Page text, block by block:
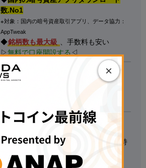
数.No1
※対象：国内の暗号資産取引アプリ、データ協力：
AppTweak
◆銘柄数も最大級 、手数料も安い
▷無料で口座開設する◁
【たくさんの銘柄で取引する人向け】
◆40種類以上の銘柄を用意
【初心者にもおすすめ】
◆トップレベルのセキュリティ意識を持
▷ 無料で口座開設する ◁
×